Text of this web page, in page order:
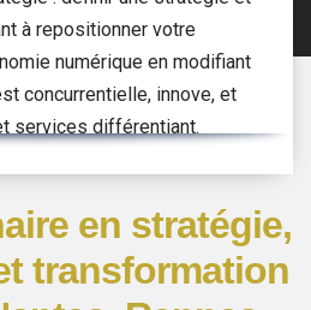
à repositionner votre
numérique en modifiant
concurrentielle, innove, et
services différentiant.
en stratégie,
transformation